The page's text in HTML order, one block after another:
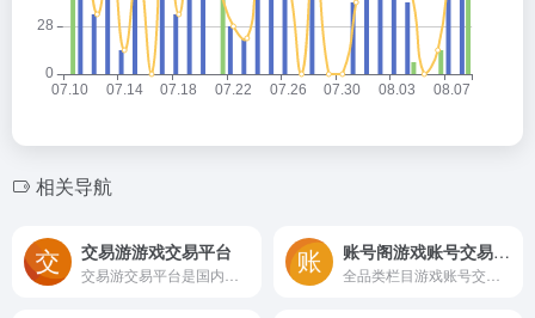
相关导航
交易游游戏交易平台 账号阁游戏账号交易平台